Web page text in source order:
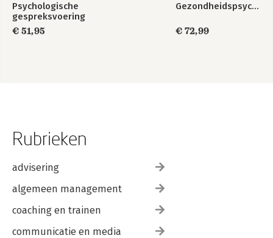
Psychologische
gespreksvoering
€ 51,95
Gezondheidspsychologie
€ 72,99
Rubrieken
advisering
algemeen management
coaching en trainen
communicatie en media